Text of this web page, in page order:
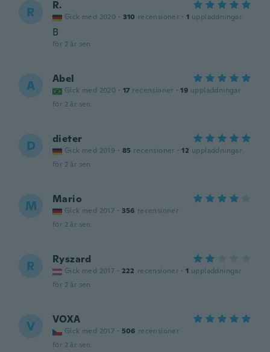
R R.
Gick med 2020 · 310 recensioner · 1 uppladdningar
B
för 2 år sen
A Abel
Gick med 2020 · 17 recensioner · 19 uppladdningar
för 2 år sen
D dieter
Gick med 2019 · 85 recensioner · 12 uppladdningar
för 2 år sen
M Mario
Gick med 2017 · 356 recensioner
för 2 år sen
R Ryszard
Gick med 2017 · 222 recensioner · 1 uppladdningar
för 2 år sen
V VOXA
Gick med 2017 · 506 recensioner
för 2 år sen